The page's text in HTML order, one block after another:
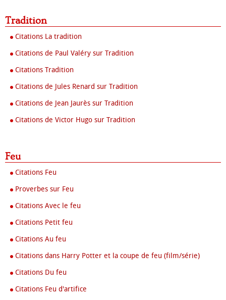
Tradition
Citations La tradition
Citations de Paul Valéry sur Tradition
Citations Tradition
Citations de Jules Renard sur Tradition
Citations de Jean Jaurès sur Tradition
Citations de Victor Hugo sur Tradition
Feu
Citations Feu
Proverbes sur Feu
Citations Avec le feu
Citations Petit feu
Citations Au feu
Citations dans Harry Potter et la coupe de feu (film/série)
Citations Du feu
Citations Feu d'artifice